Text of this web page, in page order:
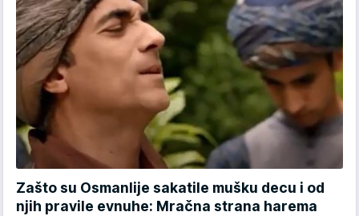
Zašto su Osmanlije sakatile mušku decu i od
njih pravile evnuhe: Mračna strana harema